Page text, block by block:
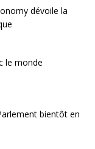
dévoile la
le monde
bientôt en